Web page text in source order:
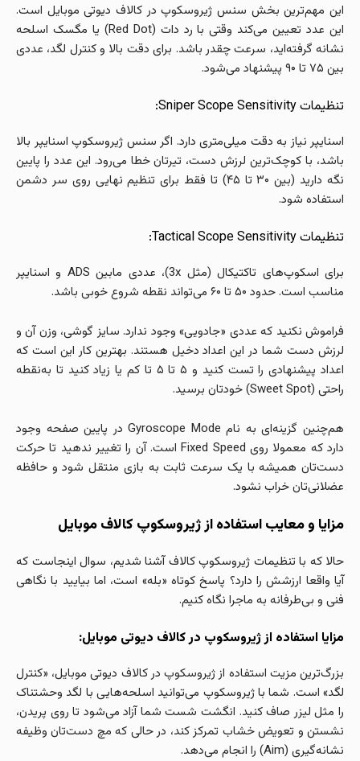
این مهم‌ترین بخش سنس ژیروسکوپ در کالاف دیوتی موبایل است.
این عدد تعیین می‌کند وقتی با رد دات (Red Dot) یا مگسک اسلحه
نشانه گرفته‌اید، سرعت چقدر باشد. برای دقت بالا و کنترل لگد، عددی
بین ۷۵ تا ۹۰ پیشنهاد می‌شود.
تنظیمات Sniper Scope Sensitivity:
اسنایپر نیاز به دقت میلی‌متری دارد. اگر سنس ژیروسکوپ اسنایپر بالا
باشد، با کوچک‌ترین لرزش دست، تیرتان خطا می‌رود. این عدد را پایین
نگه دارید (بین ۳۰ تا ۴۵) تا فقط برای تنظیم نهایی روی سر دشمن
استفاده شود.
تنظیمات Tactical Scope Sensitivity:
برای اسکوپ‌های تاکتیکال (مثل 3x)، عددی مابین ADS و اسنایپر
مناسب است. حدود ۵۰ تا ۶۰ می‌تواند نقطه شروع خوبی باشد.
فراموش نکنید که عددی «جادویی» وجود ندارد. سایز گوشی، وزن آن و
لرزش دست شما در این اعداد دخیل هستند. بهترین کار این است که
اعداد پیشنهادی را تست کنید و ۵ تا ۵ تا کم یا زیاد کنید تا به‌نقطه
راحتی (Sweet Spot) خودتان برسید.
هم‌چنین گزینه‌ای به نام Gyroscope Mode در پایین صفحه وجود
دارد که معمولا روی Fixed Speed است. آن را تغییر ندهید تا حرکت
دست‌تان همیشه با یک سرعت ثابت به بازی منتقل شود و حافظه
عضلانی‌تان خراب نشود.
مزایا و معایب استفاده از ژیروسکوپ کالاف موبایل
حالا که با تنظیمات ژیروسکوپ کالاف آشنا شدیم، سوال اینجاست که
آیا واقعا ارزشش را دارد؟ پاسخ کوتاه «بله» است، اما بیایید با نگاهی
فنی و بی‌طرفانه به ماجرا نگاه کنیم.
مزایا استفاده از ژیروسکوپ در کالاف دیوتی موبایل:
بزرگ‌ترین مزیت استفاده از ژیروسکوپ در کالاف دیوتی موبایل، «کنترل
لگد» است. شما با ژیروسکوپ می‌توانید اسلحه‌هایی با لگد وحشتناک
را مثل لیزر صاف کنید. انگشت شست شما آزاد می‌شود تا روی پریدن،
نشستن و تعویض خشاب تمرکز کند، در حالی که مچ دست‌تان وظیفه
نشانه‌گیری (Aim) را انجام می‌دهد.